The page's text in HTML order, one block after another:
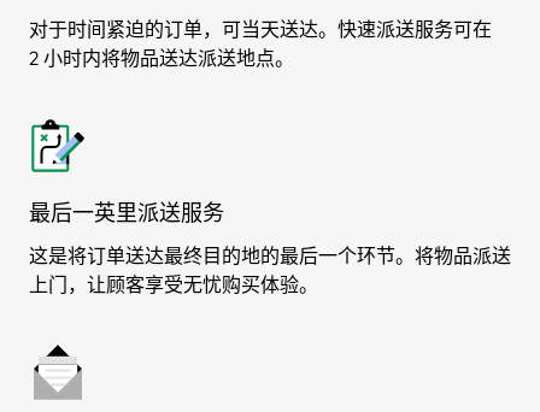
对于时间紧迫的订单，可当天送达。快速派送服务可在
2 小时内将物品送达派送地点。
最后一英里派送服务
这是将订单送达最终目的地的最后一个环节。将物品派送
上门，让顾客享受无忧购买体验。